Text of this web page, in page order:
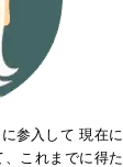
参入して 現在に
これまでに得た